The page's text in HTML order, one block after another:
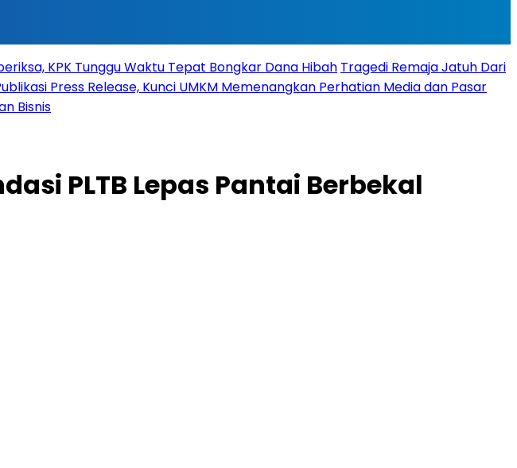
KPK Tunggu Waktu Tepat Bongkar Dana Hibah Tragedi Remaja Jatuh Dari
Press Release, Kunci UMKM Memenangkan Perhatian Media dan Pasar
Bisnis
PLTB Lepas Pantai Berbekal